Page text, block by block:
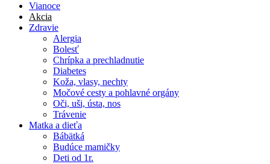
Vianoce
Akcia
Zdravie
Alergia
Bolesť
Chrípka a prechladnutie
Diabetes
Koža, vlasy, nechty
Močové cesty a pohlavné orgány
Oči, uši, ústa, nos
Trávenie
Matka a dieťa
Bábätká
Budúce mamičky
Deti od 1r.